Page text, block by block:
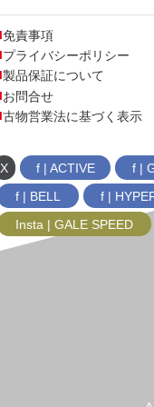
免責事項
プライバシーポリシー
製品保証について
お問合せ
古物営業法に基づく表示
X f | ACTIVE f |
f | BELL
f |
Insta | GALE SPEED